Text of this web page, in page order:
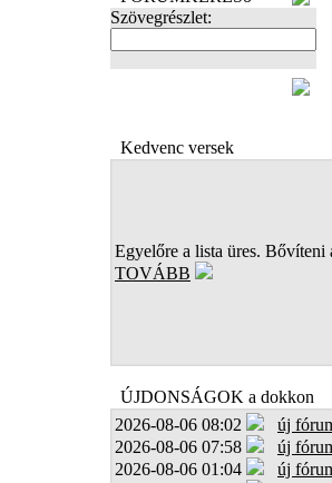
Szövegrészlet:
Kedvenc versek
Egyelőre a lista üres. Bővíteni
TOVÁBB
ÚJDONSÁGOK a dokkon
2026-08-06 08:02
új
2026-08-06 07:58
új
2026-08-06 01:04
új